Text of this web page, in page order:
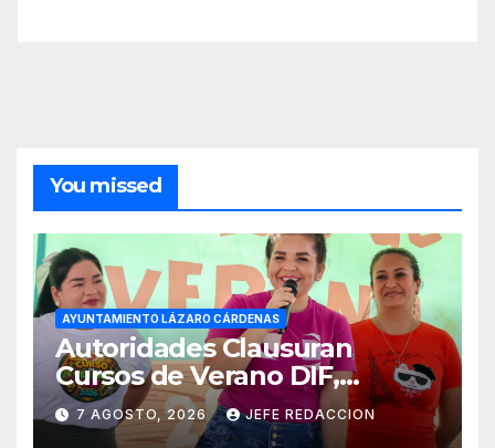
You missed
AYUNTAMIENTO LÁZARO CÁRDENAS
Autoridades Clausuran
Cursos de Verano DIF,
Seguridad Pública y Casa de
Cultura 2026
7 AGOSTO, 2026 JEFE REDACCION